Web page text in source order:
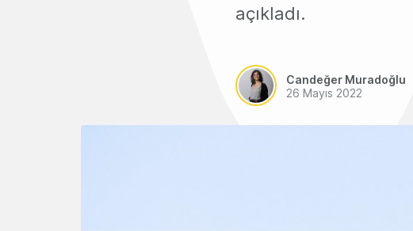
açıkladı.
Candeğer Muradoğlu
26 Mayıs 2022